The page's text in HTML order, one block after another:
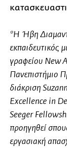
*Η Ήβη
εκπαιδευτικός
γραφείου New
Πανεπιστήμιο
διάκριση
Εxcellence in
Seeger
προηγηθεί
εργασιακή